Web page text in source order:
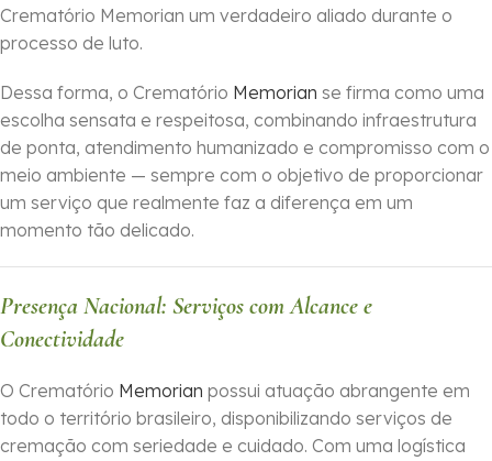
Crematório Memorian um verdadeiro aliado durante o
processo de luto.
Dessa forma, o Crematório Memorian se firma como uma
escolha sensata e respeitosa, combinando infraestrutura
de ponta, atendimento humanizado e compromisso com o
meio ambiente — sempre com o objetivo de proporcionar
um serviço que realmente faz a diferença em um
momento tão delicado.
Presença Nacional: Serviços com Alcance e
Conectividade
O Crematório Memorian possui atuação abrangente em
todo o território brasileiro, disponibilizando serviços de
cremação com seriedade e cuidado. Com uma logística